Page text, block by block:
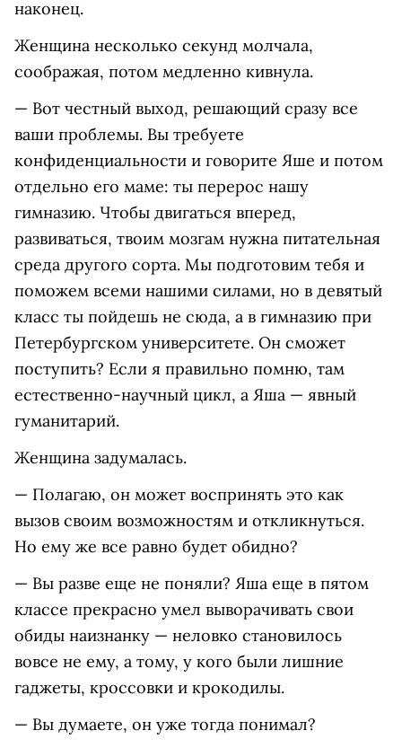
наконец.
Женщина несколько секунд молчала,
соображая, потом медленно кивнула.
— Вот честный выход, решающий сразу все
ваши проблемы. Вы требуете
конфиденциальности и говорите Яше и потом
отдельно его маме: ты перерос нашу
гимназию. Чтобы двигаться вперед,
развиваться, твоим мозгам нужна питательная
среда другого сорта. Мы подготовим тебя и
поможем всеми нашими силами, но в девятый
класс ты пойдешь не сюда, а в гимназию при
Петербургском университете. Он сможет
поступить? Если я правильно помню, там
естественно-научный цикл, а Яша — явный
гуманитарий.
Женщина задумалась.
— Полагаю, он может воспринять это как
вызов своим возможностям и откликнуться.
Но ему же все равно будет обидно?
— Вы разве еще не поняли? Яша еще в пятом
классе прекрасно умел выворачивать свои
обиды наизнанку — неловко становилось
вовсе не ему, а тому, у кого были лишние
гаджеты, кроссовки и крокодилы.
— Вы думаете, он уже тогда понимал?